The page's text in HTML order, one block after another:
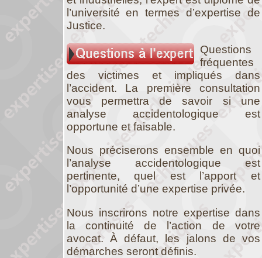
l’université en termes d’expertise de
Justice.
Questions
fréquentes
des victimes et impliqués dans
l’accident. La première consultation
vous permettra de savoir si une
analyse accidentologique est
opportune et faisable.
Nous préciserons ensemble en quoi
l’analyse accidentologique est
pertinente, quel est l’apport et
l’opportunité d’une expertise privée.
Nous inscrirons notre expertise dans
la continuité de l’action de votre
avocat. À défaut, les jalons de vos
démarches seront définis.